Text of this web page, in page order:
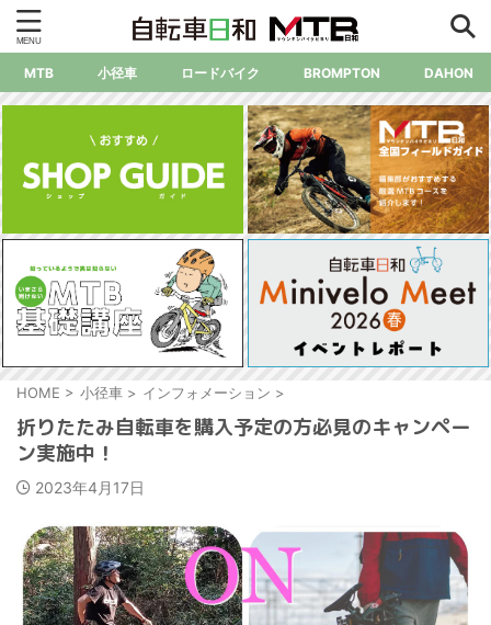
MTB 小径車 ロードバイク BROMPTON DAHON
HOME > 小径車 > インフォメーション >
折りたたみ自転車を購入予定の方必見のキャンペー
ン実施中！
2023年4月17日